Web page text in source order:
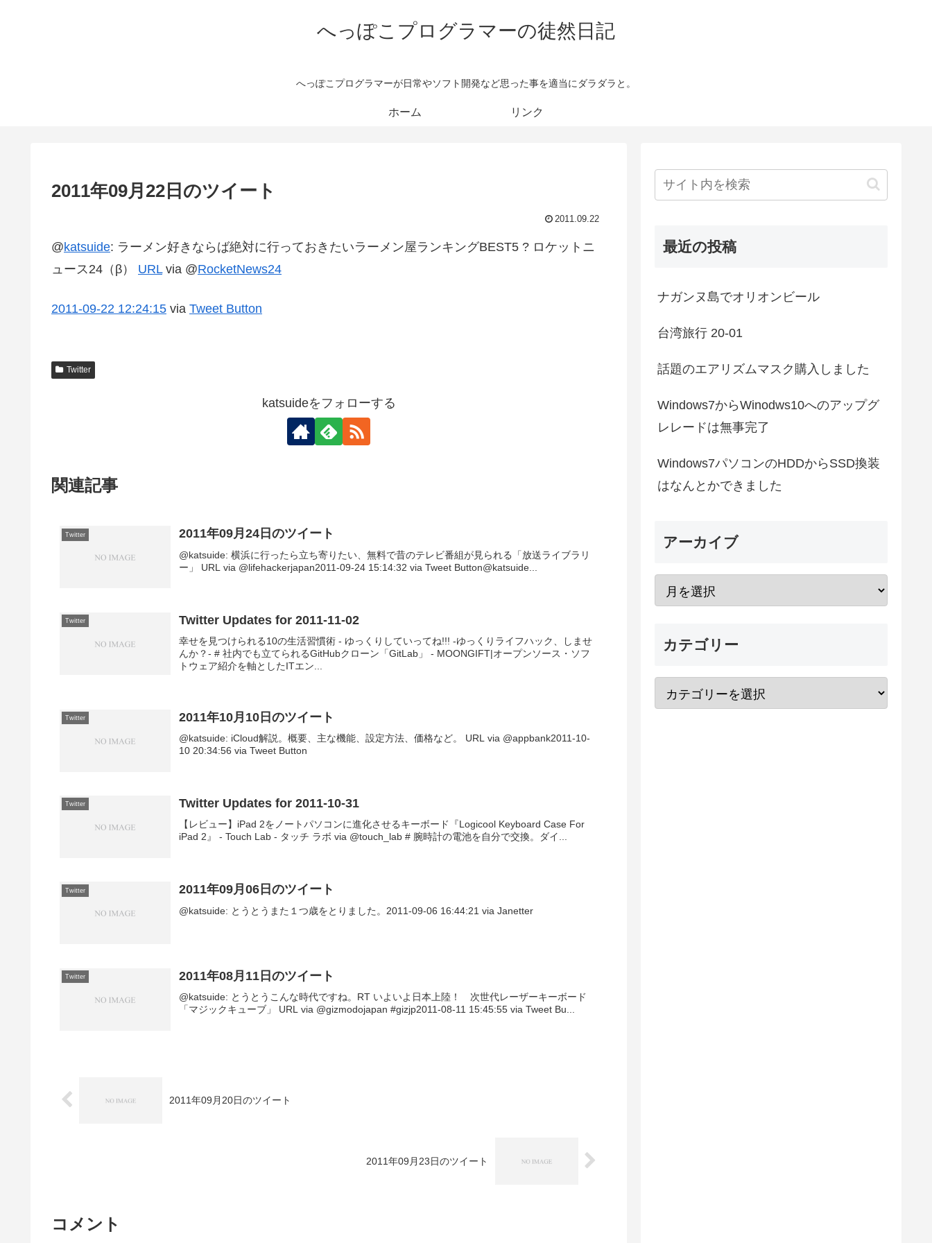
へっぽこプログラマーの徒然日記
へっぽこプログラマーが日常やソフト開発など思った事を適当にダラダラと。
ホーム リンク
2011年09月22日のツイート
2011.09.22
@katsuide: ラーメン好きならば絶対に行っておきたいラーメン屋ランキングBEST5 ? ロケットニ
ュース24（β） URLvia @RocketNews24
2011-09-22 12:24:15 via Tweet Button
Twitter
katsuideをフォローする
関連記事
Twitter 2011年09月24日のツイート
@katsuide: 横浜に行ったら立ち寄りたい、無料で昔のテレビ番組が見られる「放送ライブラリ
ー」 URL via @lifehackerjapan2011-09-24 15:14:32 via Tweet Button@katsuide...
Twitter Twitter Updates for 2011-11-02
幸せを見つけられる10の生活習慣術 - ゆっくりしていってね!!! -ゆっくりライフハック、しませ
んか？- # 社内でも立てられるGitHubクローン「GitLab」 - MOONGIFT|オープンソース・ソフ
トウェア紹介を軸としたITエン...
Twitter 2011年10月10日のツイート
@katsuide: iCloud解説。概要、主な機能、設定方法、価格など。 URL via @appbank2011-10-
10 20:34:56 via Tweet Button
Twitter Twitter Updates for 2011-10-31
【レビュー】iPad 2をノートパソコンに進化させるキーボード『Logicool Keyboard Case For
iPad 2』 - Touch Lab - タッチ ラボ via @touch_lab # 腕時計の電池を自分で交換。ダイ...
Twitter 2011年09月06日のツイート
@katsuide: とうとうまた１つ歳をとりました。2011-09-06 16:44:21 via Janetter
Twitter 2011年08月11日のツイート
@katsuide: とうとうこんな時代ですね。RT いよいよ日本上陸！ 次世代レーザーキーボード
「マジックキューブ」 URL via @gizmodojapan #gizjp2011-08-11 15:45:55 via Tweet Bu...
2011年09月20日のツイート
2011年09月23日のツイート
コメント
最近の投稿
ナガンヌ島でオリオンビール
台湾旅行 20-01
話題のエアリズムマスク購入しました
Windows7からWinodws10へのアップグ
レレードは無事完了
Windows7パソコンのHDDからSSD換装
はなんとかできました
アーカイブ
カテゴリー